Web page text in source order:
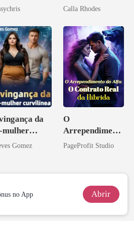
obsessão eterna
Calla Rhodes
da
mulher
Gomez
O
Arrependiment
o do Alfa: O
PageProfit Studio
no App Abrir